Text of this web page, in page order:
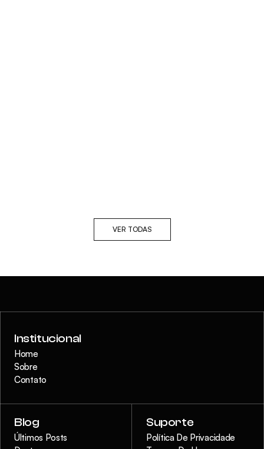
VER TODAS
Institucional
Home
Sobre
Contato
Blog
Últimos Posts
Suporte
Política De Privacidade